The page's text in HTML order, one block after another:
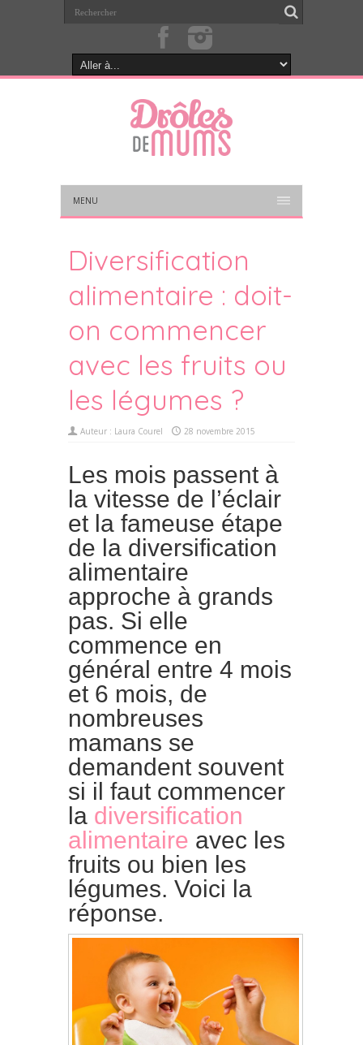
MENU
Diversification
alimentaire : doit-
on commencer
avec les fruits ou
les légumes ?
Auteur : Laura Courel 28 novembre 2015
Les mois passent à
la vitesse de l’éclair
et la fameuse étape
de la diversification
alimentaire
approche à grands
pas. Si elle
commence en
général entre 4 mois
et 6 mois, de
nombreuses
mamans se
demandent souvent
si il faut commencer
la diversification
alimentaire avec les
fruits ou bien les
légumes. Voici la
réponse.